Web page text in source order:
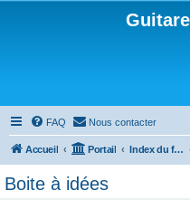
FAQ Nous contacter
Accueil Portail Index du forum
Boite à idées